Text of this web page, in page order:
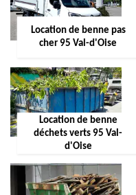
Location de benne pas
cher 95 Val-d'Oise
Location de benne
déchets verts 95 Val-
d'Oise